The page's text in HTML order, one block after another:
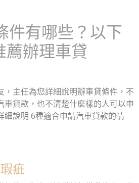
件有哪些？以下
薦辦理車貸
，主任為您詳細說明辦車貸條件，不
車貸款，也不清楚什麼樣的人可以申
細說明 6種適合申請汽車貸款的情
疵